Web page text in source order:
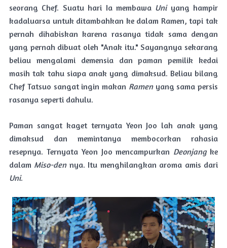
seorang Chef. Suatu hari Ia membawa Uniyang hampir
kadaluarsa untuk ditambahkan ke dalam Ramen, tapi tak
pernah dihabiskan karena rasanya tidak sama dengan
yang pernah dibuat oleh "Anak itu." Sayangnya sekarang
beliau mengalami demensia dan paman pemilik kedai
masih tak tahu siapa anak yang dimaksud. Beliau bilang
Chef Tatsuo sangat ingin makan Ramenyang sama persis
rasanya seperti dahulu.
Paman sangat kaget ternyata Yeon Joo lah anak yang
dimaksud dan memintanya membocorkan rahasia
resepnya. Ternyata Yeon Joo mencampurkan Deonjangke
dalam Miso-dennya. Itu menghilangkan aroma amis dari
Uni.